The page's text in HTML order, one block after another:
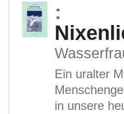
:
Ein ur­al­ter
in un­se­re